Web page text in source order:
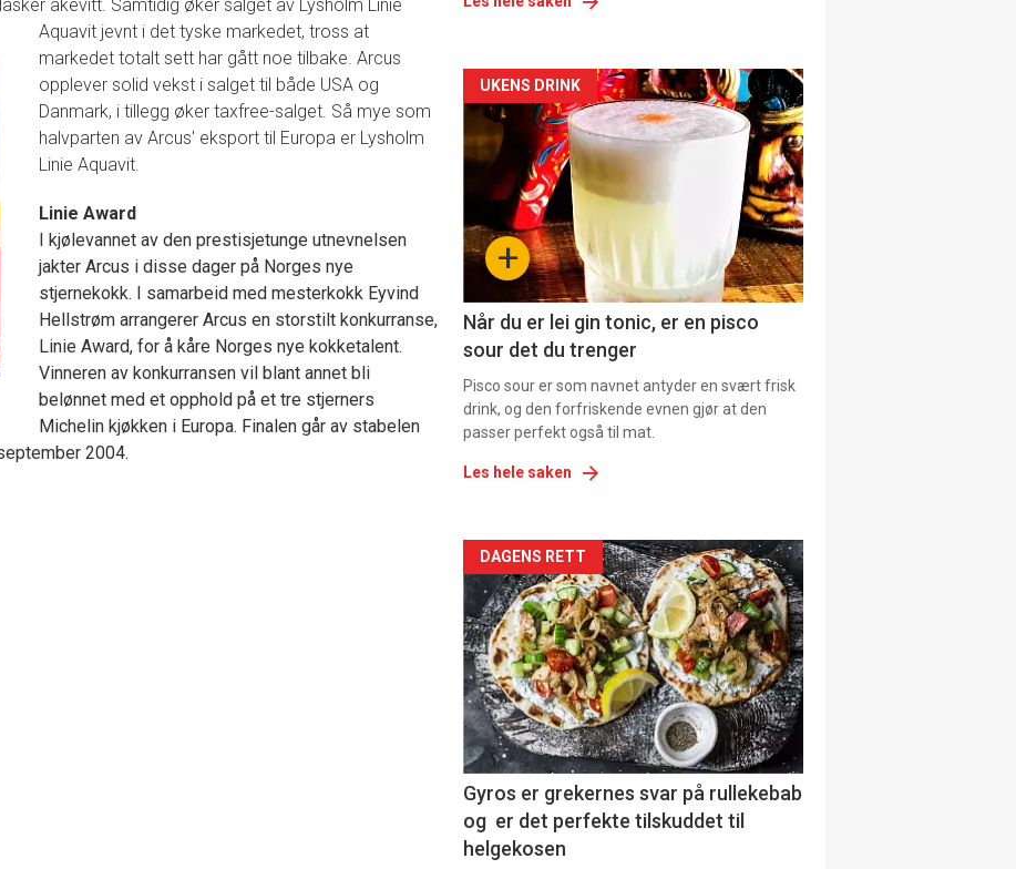
akevitt. Samtidig øker salget av Lysholm Linie
Aquavit jevnt i det tyske markedet,tross at
markedet totalt sett har gått noe tilbake. Arcus
opplever solid vekst i salget til både USA og
Danmark, i tillegg øker taxfree-salget. Så mye som
halvparten av Arcus' eksport til Europa er Lysholm
Linie Aquavit.
Linie Award
I kjølevannet av den prestisjetunge utnevnelsen
jakter Arcus i disse dager på Norges nye
stjernekokk. I samarbeid med mesterkokk Eyvind
Hellstrøm arrangerer Arcus en storstilt konkurranse,
Linie Award, for å kåre Norges nye kokketalent.
Vinneren av konkurransen vil blant annet bli
belønnet med et opphold på et tre stjerners
Michelin kjøkken i Europa. Finalen går av stabelen
2004.
Artikler
detail
section
11
Dagens
rett
+
UKENS DRINK
Når du er lei gin tonic, er en pisco
sour det du trenger
Pisco sour er som navnet antyder en svært frisk
drink, og den forfriskende evnen gjør at den
passer perfekt også til mat.
Les hele saken
Artikler
detail
-
section
11
Dagens
rett
DAGENS RETT
Gyros er grekernes svar på rullekebab
og er det perfekte tilskuddet til
helgekosen